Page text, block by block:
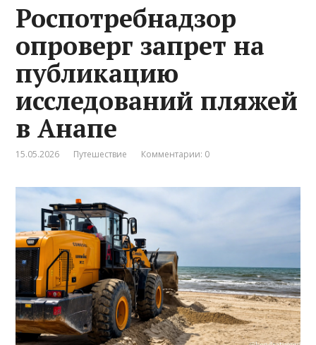
Роспотребнадзор
опроверг запрет на
публикацию
исследований пляжей
в Анапе
15.05.2026 Путешествие Комментарии: 0